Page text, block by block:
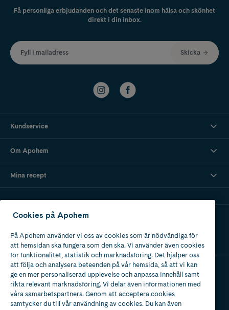
Få personliga erbjudanden och det senaste inom hälsa och skönhet
direkt i din inbox.
Fyll i mailadress Skicka
Kundservice
Om Apohem
Mina recept
Ladda ner vår app
Apotek med tillstånd
av Läkemedelsverket
Cookies på Apohem
På Apohem använder vi oss av cookies som är nödvändiga för
att hemsidan ska fungera som den ska. Vi använder även cookies
för funktionalitet, statistik och marknadsföring. Det hjälper oss
att följa och analysera beteenden på vår hemsida, så att vi kan
ge en mer personaliserad upplevelse och anpassa innehåll samt
rikta relevant marknadsföring. Vi delar även informationen med
våra samarbetspartners. Genom att acceptera cookies
samtycker du till vår användning av cookies. Du kan även